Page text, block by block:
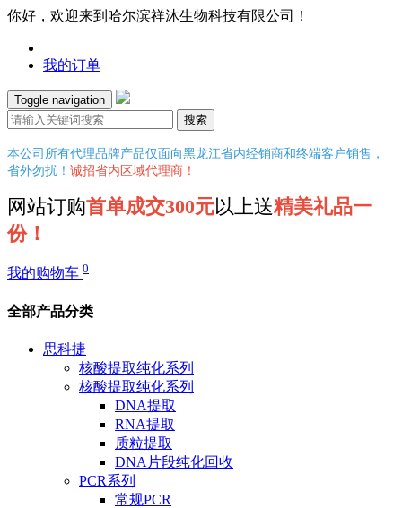
你好，欢迎来到哈尔滨祥沐生物科技有限公司！
我的订单
Toggle navigation
搜索
本公司所有代理品牌产品仅面向黑龙江省内经销商和终端客户销售，
省外勿扰！ 诚招省内区域代理商！
网站订购首单成交300元以上送精美礼品一
份！
我的购物车 0
全部产品分类
思科捷
核酸提取纯化系列
核酸提取纯化系列
DNA提取
RNA提取
质粒提取
DNA片段纯化回收
PCR系列
常规PCR